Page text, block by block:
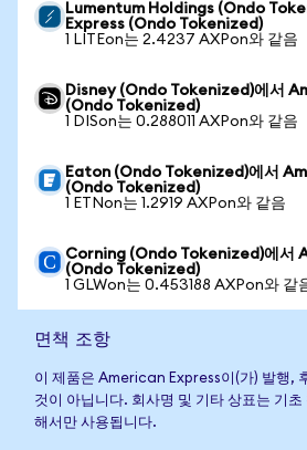
Lumentum Holdings (Ondo
Express (Ondo Tokenized)
1 LITEon는 2.4237 AXPon와 같음
Disney (Ondo Tokenized)에서
(Ondo Tokenized)
1 DISon는 0.288011 AXPon와 같음
Eaton (Ondo Tokenized)에서
(Ondo Tokenized)
1 ETNon는 1.2919 AXPon와 같음
Corning (Ondo Tokenized)에서
(Ondo Tokenized)
1 GLWon는 0.453188 AXPon와 같
면책 조항
이 제품은 American Express이(가) 발행,
것이 아닙니다. 회사명 및 기타 상표는 기초
해서만 사용됩니다.